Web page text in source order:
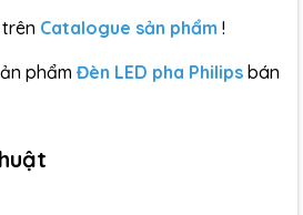
Catalogue sản phẩm !
phẩm Đèn LED pha Philips bán